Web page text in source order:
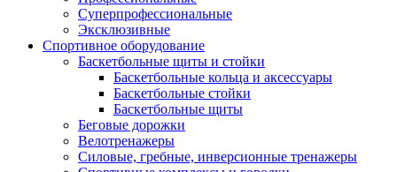
Суперпрофессиональные
Эксклюзивные
Спортивное оборудование
Баскетбольные щиты и стойки
Баскетбольные кольца и аксессуары
Баскетбольные стойки
Баскетбольные щиты
Беговые дорожки
Велотренажеры
Силовые, гребные, инверсионные тренажеры